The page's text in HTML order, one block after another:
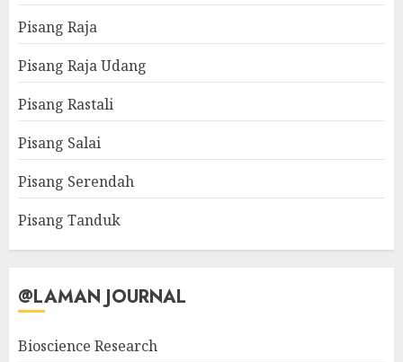
Pisang Raja
Pisang Raja Udang
Pisang Rastali
Pisang Salai
Pisang Serendah
Pisang Tanduk
@LAMAN JOURNAL
Bioscience Research